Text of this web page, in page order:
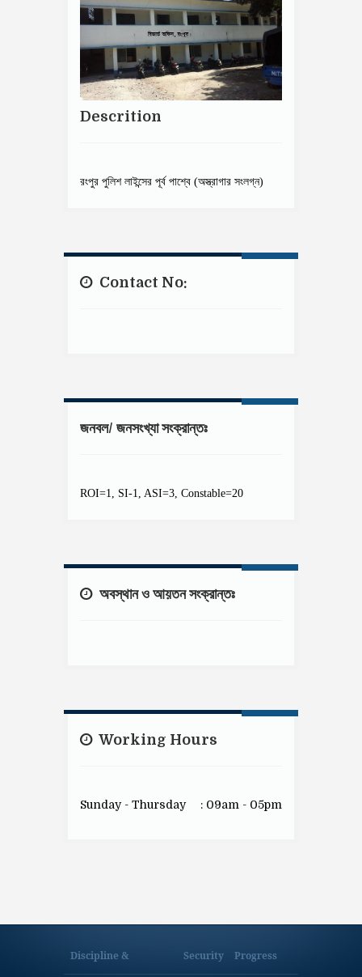
Descrition
রংপুর পুলিশ লাইন্সের পূর্ব পাশ্বে (অস্ত্রাগার সংলগ্ন)
Contact No:
জনবল/ জনসংখ্যা সংক্রান্তঃ
ROI=1, SI-1, ASI=3, Constable=20
অবস্থান ও আয়তন সংক্রান্তঃ
Working Hours
Sunday - Thursday : 09am - 05pm
Discipline & Security Progress